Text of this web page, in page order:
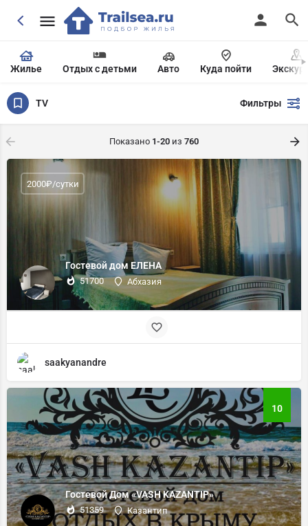
Жилье Отдых с детьми Авто Куда пойти
TV Фильтры
Показано 1-20 из 760
Гостевой дом ЕЛЕНА
51700 Абхазия
2000₽/сутки
saakyanandre
10
Гостевой Дом «VASH KAZANTIP»
51359 Казантип